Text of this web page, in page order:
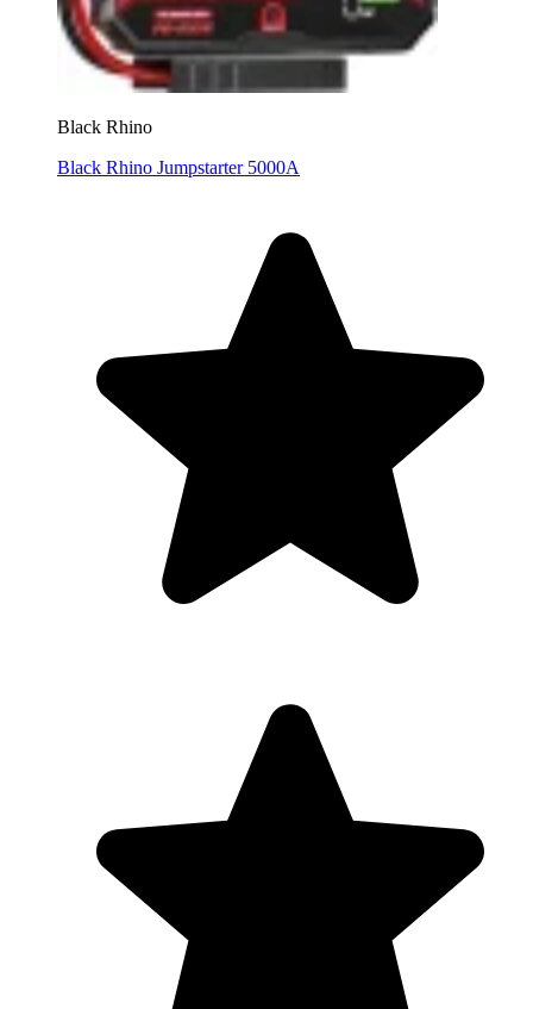
Black Rhino
Black Rhino Jumpstarter 5000A